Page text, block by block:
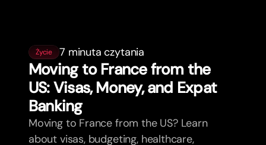
Życie 7 minuta czytania
Moving to France from the
US: Visas, Money, and Expat
Banking
Moving to France from the US? Learn
about visas, budgeting, healthcare,